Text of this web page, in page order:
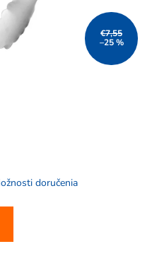
€7,55
–25 %
doručenia